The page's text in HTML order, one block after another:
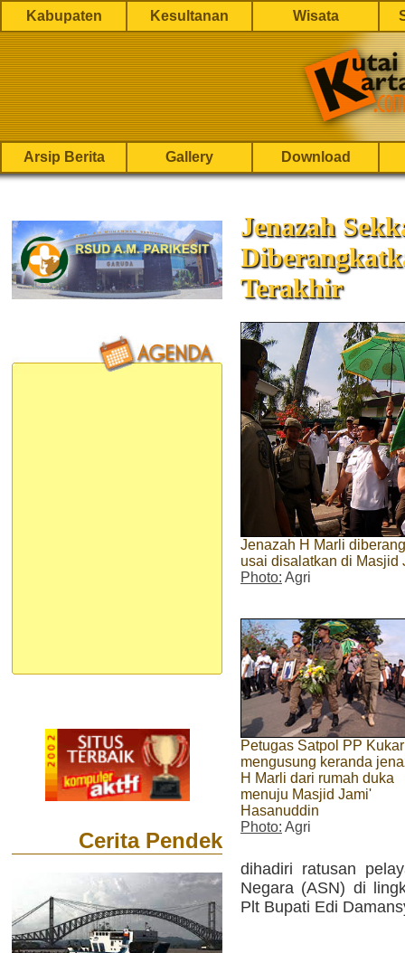
Kabupaten Kesultanan Wisata
Arsip Berita Gallery Download
Cerita Pendek
Jenazah
Terakhir
Jenazah H Marli
usai disalatkan di Masjid
Photo: Agri
Petugas Satpol PP Kukar
mengusung keranda
H Marli dari rumah duka
menuju Masjid Jami'
Hasanuddin
Photo: Agri
dihadiri ratusan
Negara (ASN) di
Plt Bupati Edi